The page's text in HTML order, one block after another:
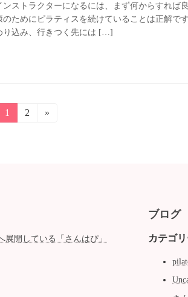
ンストラクターになるには、まず何からすれば
のためにピラティスを続けていることは正解で
り込み、行きつく先には […]
固
定
1
固
2 »
開している「さんはぴ」
ブログ
カテゴ